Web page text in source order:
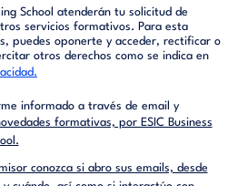
School atenderán tu solicitud de
servicios formativos. Para esta
puedes oponerte y acceder, rectificar o
otros derechos como se indica en
informado a través de email y
formativas, por ESIC Business
conozca si abro sus emails, desde